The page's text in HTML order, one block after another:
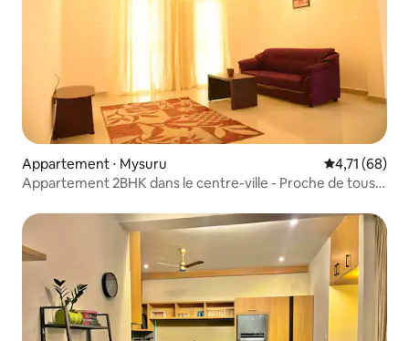
Appartement ⋅ Mysuru Évaluation
4,71 (68)
Appartement 2BHK dans le centre-ville - Proche de tous